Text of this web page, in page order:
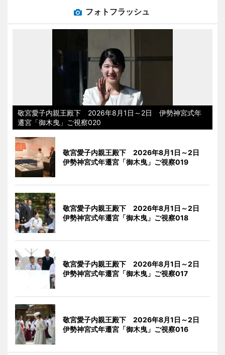
フォトフラッシュ
敬宮愛子内親王殿下 2026年8月1日～2日 伊勢神宮式年
遷宮「御木曳」ご視察020
敬宮愛子内親王殿下 2026年8月1日～2日
伊勢神宮式年遷宮「御木曳」ご視察019
敬宮愛子内親王殿下 2026年8月1日～2日
伊勢神宮式年遷宮「御木曳」ご視察018
敬宮愛子内親王殿下 2026年8月1日～2日
伊勢神宮式年遷宮「御木曳」ご視察017
敬宮愛子内親王殿下 2026年8月1日～2日
伊勢神宮式年遷宮「御木曳」ご視察016